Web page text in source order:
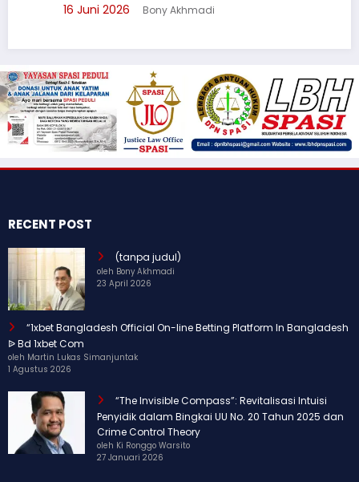
16 Juni 2026 Bony Akhmadi
RECENT POST
(tanpa judul)
oleh Bony Akhmadi
23 April 2026
“1xbet Bangladesh Official On-line Betting Platform In Bangladesh
ᐉ Bd 1xbet Com
oleh Martin Lukas Simanjuntak
1 Agustus 2026
“The Invisible Compass”: Revitalisasi Intuisi
Penyidik dalam Bingkai UU No. 20 Tahun 2025 dan
Crime Control Theory
oleh Ki Ronggo Warsito
27 Januari 2026